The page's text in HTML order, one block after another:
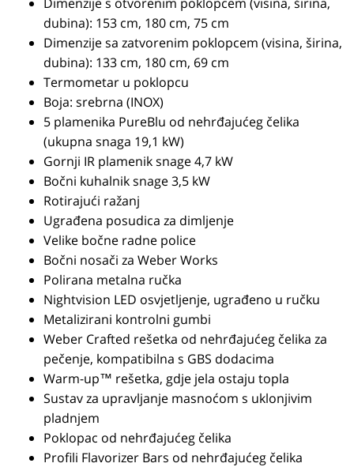
dubina): 153 cm, 180 cm, 75 cm
Dimenzije sa zatvorenim poklopcem (visina, širina,
dubina): 133 cm, 180 cm, 69 cm
Termometar u poklopcu
Boja: srebrna (INOX)
5 plamenika PureBlu od nehrđajućeg čelika
(ukupna snaga 19,1 kW)
Gornji IR plamenik snage 4,7 kW
Bočni kuhalnik snage 3,5 kW
Rotirajući ražanj
Ugrađena posudica za dimljenje
Velike bočne radne police
Bočni nosači za Weber Works
Polirana metalna ručka
Nightvision LED osvjetljenje, ugrađeno u ručku
Metalizirani kontrolni gumbi
Weber Crafted rešetka od nehrđajućeg čelika za
pečenje, kompatibilna s GBS dodacima
Warm-up™ rešetka, gdje jela ostaju topla
Sustav za upravljanje masnoćom s uklonjivim
pladnjem
Poklopac od nehrđajućeg čelika
Profili Flavorizer Bars od nehrđajućeg čelika